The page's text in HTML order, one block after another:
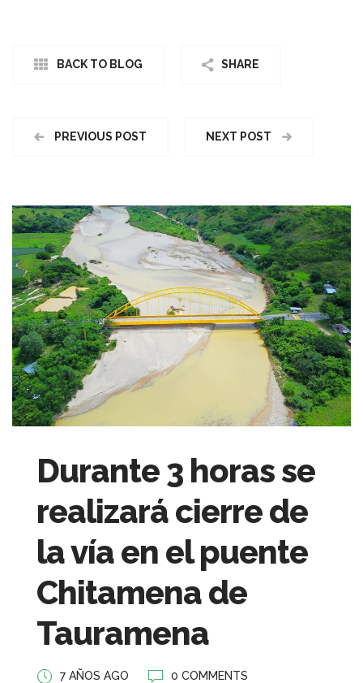
BACK TO BLOG SHARE
PREVIOUS POST NEXT POST
Durante 3 horas se
realizará cierre de
la vía en el puente
Chitamena de
Tauramena
7 AÑOS AGO 0 COMMENTS